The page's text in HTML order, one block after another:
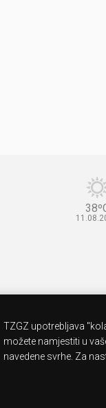
TZGZ upotrebljava
možete namjestiti u
navedene svrhe. Za